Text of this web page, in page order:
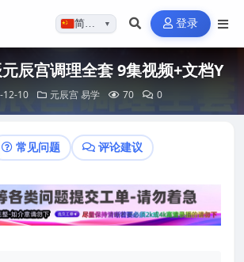
简体…▼ 登录
辰宫调理全套 9集视频+文档Y
12-10 元辰宫 易学 70 0
常见问题 评论建议